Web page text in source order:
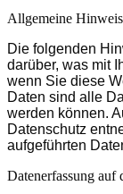
Allgemeine
Die folgenden
darüber, was mit
wenn Sie diese
Daten sind alle
werden können.
Datenschutz
aufgeführten
Datenerfassung auf